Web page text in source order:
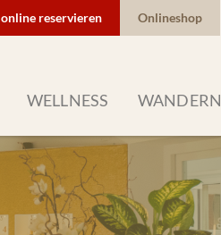
online reservieren Onlineshop
WELLNESS WANDERN